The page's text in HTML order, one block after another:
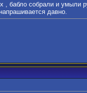
, бабло собрали и умыли
давно.